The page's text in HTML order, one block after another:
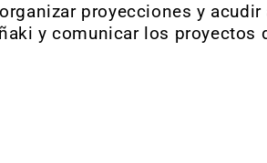
proyecciones y
y comunicar los proyectos